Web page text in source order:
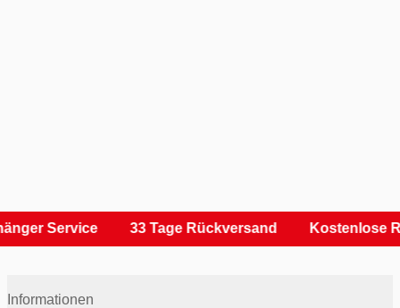
Service 33 Tage Rückversand Kostenlose
Informationen